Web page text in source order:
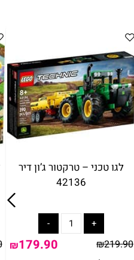
לגו טכני – טרקטור ג’ון דיר
42136
₪219.90
₪179.90